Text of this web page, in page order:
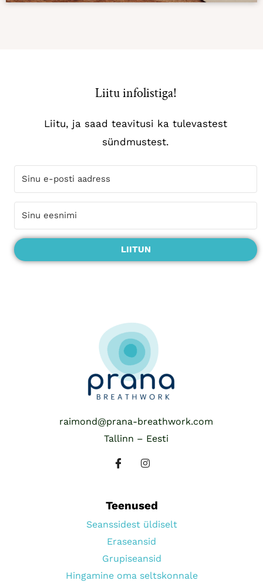
Liitu infolistiga!
Liitu, ja saad teavitusi ka tulevastest
sündmustest.
LIITUN
raimond@prana-breathwork.com
Tallinn – Eesti
Teenused
Seanssidest üldiselt
Eraseansid
Grupiseansid
Hingamine oma seltskonnale